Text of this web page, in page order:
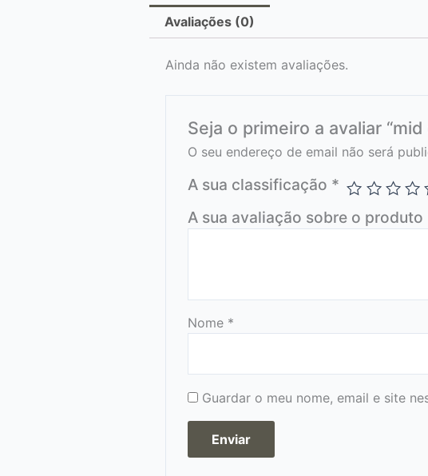
Avaliações (0)
Ainda não existem avaliações.
Seja o primeiro a avaliar
O seu endereço de email não será
A sua classificação *
A sua avaliação sobre o produto
Nome *
Guardar o meu nome, email e site